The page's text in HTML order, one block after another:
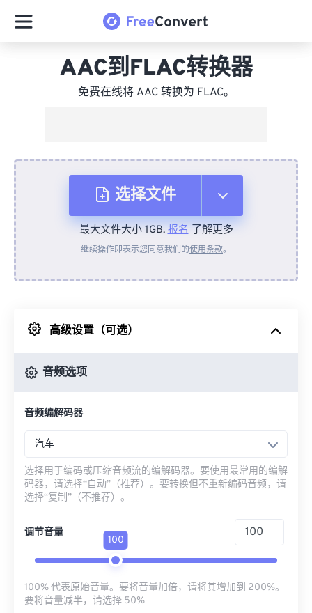
AAC到FLAC转换器
免费在线将 AAC 转换为 FLAC。
选择文件
从设备
来自 Google Drive
最大文件大小 1GB.报名了解更多
继续操作即表示您同意我们的使用条款。
高级设置（可选）
音频选项
音频编解码器
汽车
选择用于编码或压缩音频流的编解码器。要使用最常用的编解
码器，请选择“自动”（推荐）。要转换但不重新编码音频，请
选择“复制”（不推荐）。
调节音量
100
100% 代表原始音量。要将音量加倍，请将其增加到 200%。
要将音量减半，请选择 50%